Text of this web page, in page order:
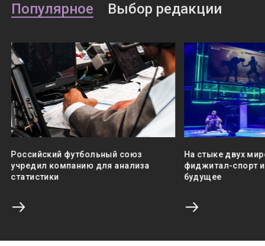
Популярное Выбор редакции
Российский футбольный союз
учредил компанию для анализа
статистики
На стыке двух
фиджитал-спорт
будущее